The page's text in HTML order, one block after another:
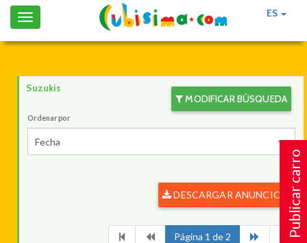
ES
Toggle
navigation
Publicar carro
Suzukis
MODIFICAR BÚSQUEDA
Ordenar por
Fecha
DESCARGAR ANUNCIOS
Página 1 de 2